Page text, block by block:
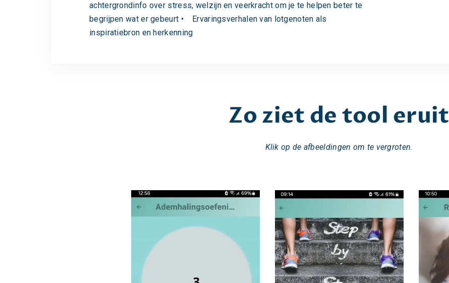
achtergrondinfo over stress, welzijn en veerkracht om je te helpen beter te
begrijpen wat er gebeurt • Ervaringsverhalen van lotgenoten als
inspiratiebron en herkenning
Zo ziet de tool eruit
Klik op de afbeeldingen om te vergroten.